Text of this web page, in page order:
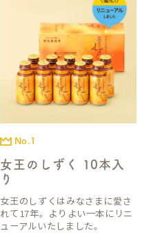
No.1
女王のしずく 10本入
り
女王のしずくはみなさまに愛さ
れて17年。よりよい一本にリニ
ューアルいたしました。